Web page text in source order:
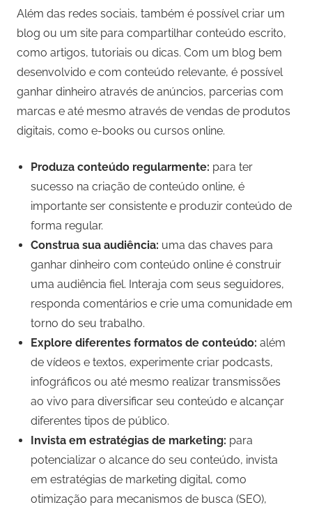
Além das redes sociais, também é possível criar um
blog ou um site para compartilhar conteúdo escrito,
como artigos, tutoriais ou dicas. Com um blog bem
desenvolvido e com conteúdo relevante, é possível
ganhar dinheiro através de anúncios, parcerias com
marcas e até mesmo através de vendas de produtos
digitais, como e-books ou cursos online.
Produza conteúdo regularmente: para ter
sucesso na criação de conteúdo online, é
importante ser consistente e produzir conteúdo de
forma regular.
Construa sua audiência: uma das chaves para
ganhar dinheiro com conteúdo online é construir
uma audiência fiel. Interaja com seus seguidores,
responda comentários e crie uma comunidade em
torno do seu trabalho.
Explore diferentes formatos de conteúdo: além
de vídeos e textos, experimente criar podcasts,
infográficos ou até mesmo realizar transmissões
ao vivo para diversificar seu conteúdo e alcançar
diferentes tipos de público.
Invista em estratégias de marketing: para
potencializar o alcance do seu conteúdo, invista
em estratégias de marketing digital, como
otimização para mecanismos de busca (SEO),